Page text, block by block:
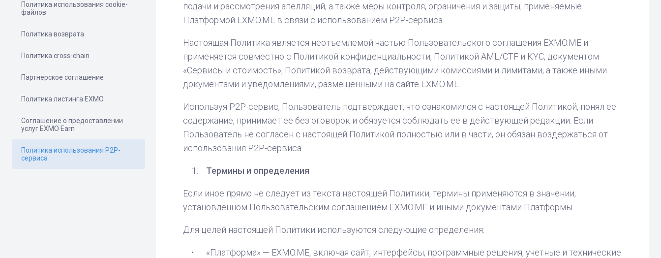
Политика использования cookie-
файлов
Политика возврата
Политика cross-chain
Партнерское соглашение
Политика листинга ЕХМО
Соглашение о предоставлении
услуг EXMO Earn
Политика использования P2P-
сервиса
подачи и рассмотрения апелляций, а также меры контроля, ограничения и защиты, применяемые
Платформой EXMO.ME в связи с использованием P2P-сервиса.
Настоящая Политика является неотъемлемой частью Пользовательского соглашения EXMO.ME и
применяется совместно с Политикой конфиденциальности, Политикой AML/CTF и KYC, документом
«Сервисы и стоимость», Политикой возврата, действующими комиссиями и лимитами, а также иными
документами и уведомлениями, размещенными на сайте EXMO.ME.
Используя P2P-сервис, Пользователь подтверждает, что ознакомился с настоящей Политикой, понял ее
содержание, принимает ее без оговорок и обязуется соблюдать ее в действующей редакции. Если
Пользователь не согласен с настоящей Политикой полностью или в части, он обязан воздержаться от
использования P2P-сервиса.
Термины и определения
Если иное прямо не следует из текста настоящей Политики, термины применяются в значении,
установленном Пользовательским соглашением EXMO.ME и иными документами Платформы.
Для целей настоящей Политики используются следующие определения:
«Платформа» — EXMO.ME, включая сайт, интерфейсы, программные решения, учетные и технические